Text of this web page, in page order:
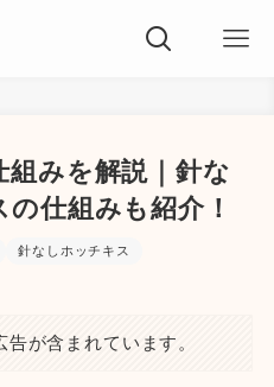
みを解説｜針な
仕組みも紹介！
針なしホッチキス
が含まれています。